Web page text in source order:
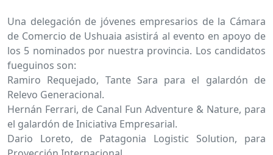
Una delegación de jóvenes empresarios de la Cámara
de Comercio de Ushuaia asistirá al evento en apoyo de
los 5 nominados por nuestra provincia. Los candidatos
fueguinos son:
Ramiro Requejado, Tante Sara para el galardón de
Relevo Generacional.
Hernán Ferrari, de Canal Fun Adventure & Nature, para
el galardón de Iniciativa Empresarial.
Dario Loreto, de Patagonia Logistic Solution, para